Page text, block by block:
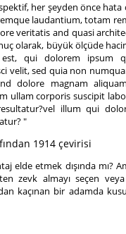
her şeyden önce
laudantium, totam
veritatis and quasi
olarak, büyük ölçüde
est, qui dolorem ipsum
velit, sed quia non
dolore magnam
ullam corporis suscipit
illum qui
"
1914 çevirisi
elde etmek dışında mı?
zevk almayı seçen
kaçınan bir adamda